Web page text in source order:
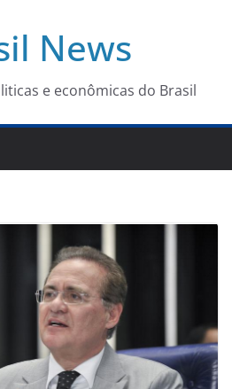
News
e econômicas do Brasil